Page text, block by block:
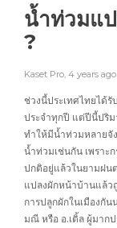
น้ำท่วมแป
?
Kaset Pro, 4 years ago
ช่วงนี้ประเทศไทยได้
ประจำทุกปี แต่ปีนี้ปริ
ทำให้มีน้ำท่วมหลายจั
น้ำท่วมเช่นกัน เพราะ
ปกติอยู่แล้วในยามฝน
แปลงผักหน้าบ้านแล้ว
การปลูกผักในเมืองกัน
มณี หรือ อ.เติ้ล ผู้มาก